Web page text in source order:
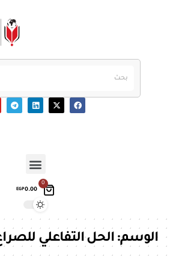
0
EGP0.00
الوسم:الحل التفاعلي للصراع